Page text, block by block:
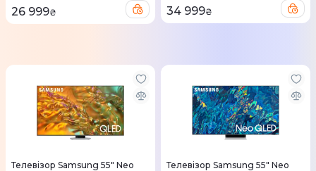
26 999₴ 34 999₴
Телевізор Samsung 55" Neo
Телевізор Samsung 55" Neo